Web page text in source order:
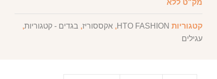
מק"ט ללא
קטגוריות HTO FASHION
, אקססוריז, בגדים - קטגוריות,
עגילים